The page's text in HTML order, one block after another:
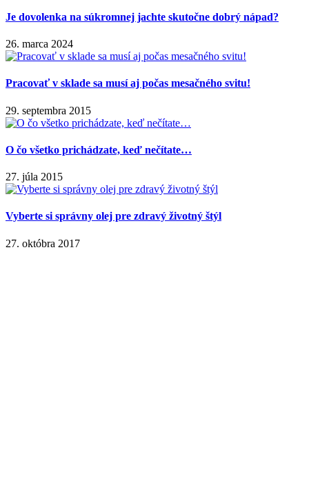
Je dovolenka na súkromnej jachte skutočne dobrý nápad?
26. marca 2024
Pracovať v sklade sa musí aj počas mesačného svitu!
29. septembra 2015
O čo všetko prichádzate, keď nečítate…
27. júla 2015
Vyberte si správny olej pre zdravý životný štýl
27. októbra 2017